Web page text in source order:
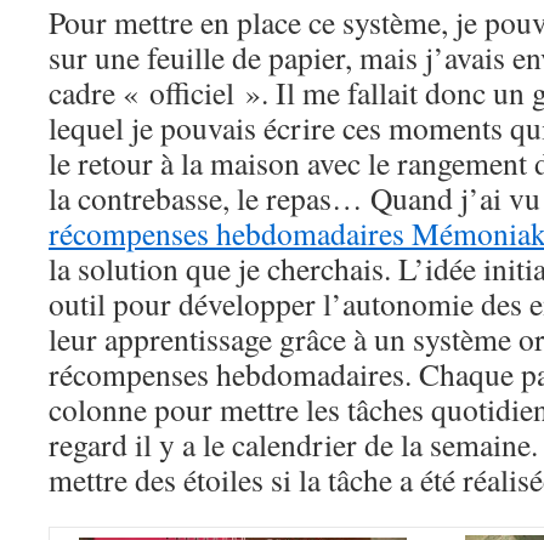
Pour mettre en place ce système, je
sur une feuille de papier, mais j’avais
cadre « officiel ». Il me fallait donc un
lequel je pouvais écrire ces moments
le retour à la maison avec le rangement
la contrebasse, le repas… Quand j’ai
récompenses hebdomadaires
la solution que je cherchais. L’idée
outil pour développer l’autonomie des
leur apprentissage grâce à un système
récompenses hebdomadaires. Chaque
colonne pour mettre les tâches
regard il y a le calendrier de la
mettre des étoiles si la tâche a été